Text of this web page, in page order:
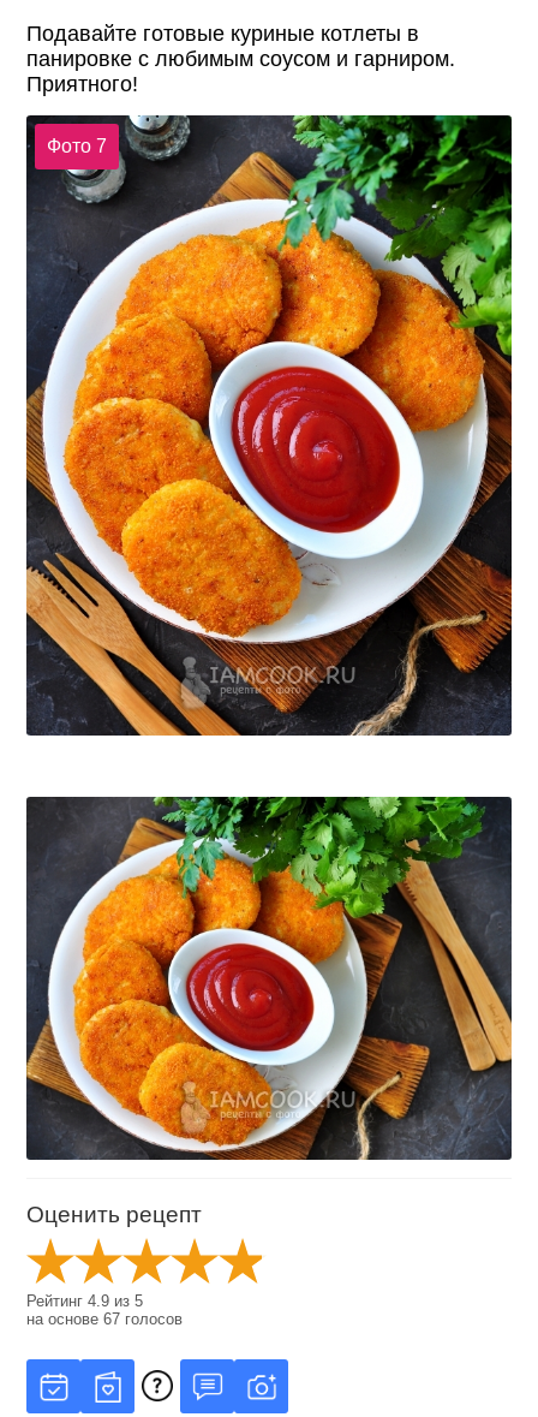
Подавайте готовые куриные котлеты в
панировке с любимым соусом и гарниром.
Приятного!
Фото 7
Оценить рецепт
Рейтинг4.9 из5
на основе67 голосов